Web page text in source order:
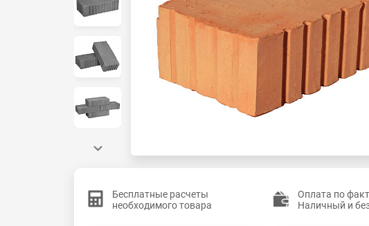
Бесплатные расчеты
необходимого товара
Оплата по
Наличный и